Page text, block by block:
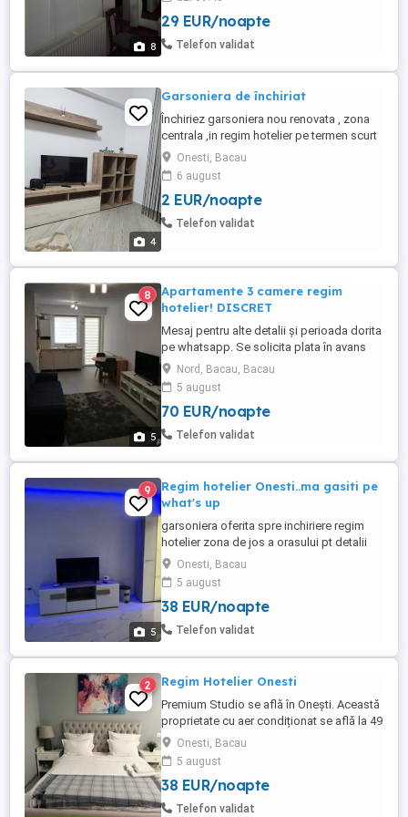
8
persoane,exclus escortelor , Tel.
29 EUR/noapte
Telefon validat
4
Garsoniera de închiriat
Închiriez garsoniera nou renovata , zona
centrala ,in regim hotelier pe termen scurt
,mai multe detalii la telefon
Onesti, Bacau
6 august
2 EUR/noapte
Telefon validat
5
8
Apartamente 3 camere regim
hotelier! DISCRET
Mesaj pentru alte detalii și perioada dorita
pe whatsapp. Se solicita plata în avans
pentru o zi de cazare pentru rezervare.
Pentru minim 3 zile pretul este 350 zi
Inchiriez apartamene 3 camere in regim
hotelier in cartierul rezidential Bacovia,
apartamentul este nou, din 2018, cu loc de
Nord, Bacau, Bacau
5 august
70 EUR/noapte
Telefon validat
5
9
Regim hotelier Onesti..ma gasiti pe
what's up
garsoniera oferita spre inchiriere regim
hotelier zona de jos a orasului pt detalii
ma gasiti pe what's up
Onesti, Bacau
5 august
38 EUR/noapte
Telefon validat
2 Regim Hotelier Onesti
Premium Studio se află în Onești. Această
proprietate cu aer condiționat se află la 49
km de Bacău Train Station. Se oferă la
locație WiFi gratuit și parcare privată.
Acest apartament pune la dispoziție 1
dormitor, un televizor cu ecran plat și o
bucătărie. Aeroportul Internațional Bacău
Onesti, Bacau
5 august
38 EUR/noapte
Telefon validat